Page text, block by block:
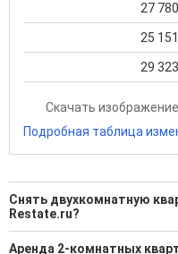
27
25
29
Скачать
Подробная таблица
Снять двухкомнатную
Restate.ru?
Поможем Снять
Аренда 2-комнатных